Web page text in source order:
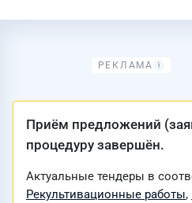
Приём предложений
процедуру завершён.
Актуальные тендеры в
Рекультивационные работы,